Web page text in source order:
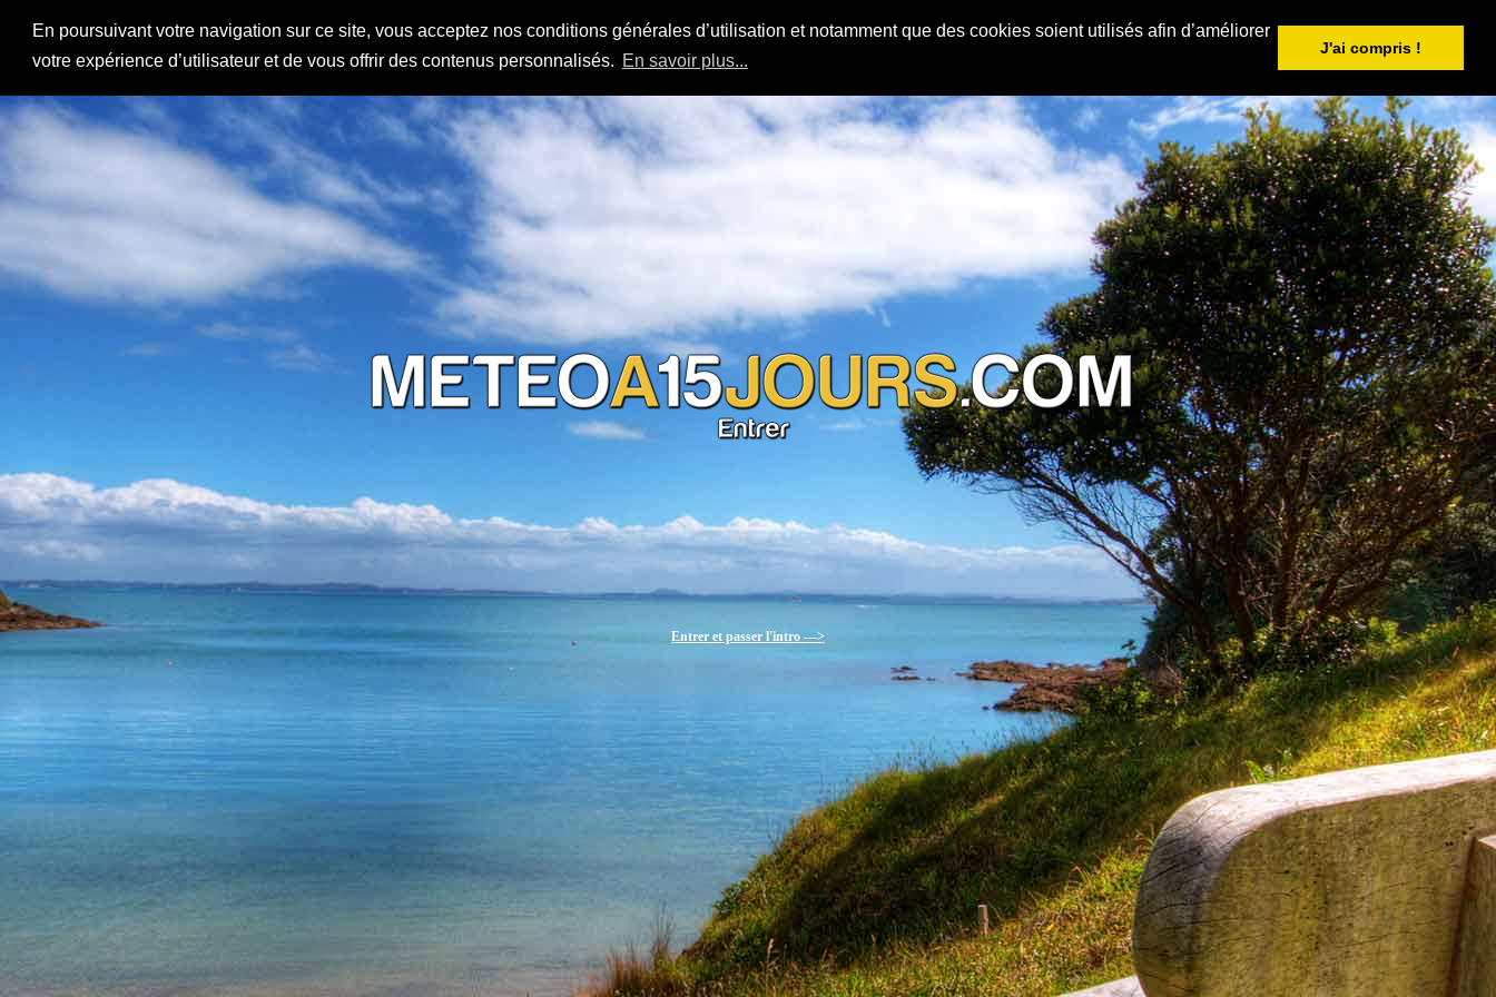
En poursuivant votre navigation sur ce site, vous acceptez nos conditions générales d’utilisation et notamment que des cookies soient utilisés afin d’améliorer
votre expérience d’utilisateur et de vous offrir des contenus personnalisés. En savoir plus...
J'ai compris !
Entrer et passer l'intro --->